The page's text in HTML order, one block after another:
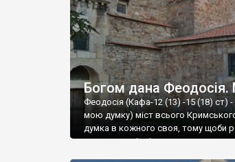
Богом дана Феодосія.
Феодосія (Кафа-12 (13) -15 (18) ст) -
мою думку) міст всього
думка в кожного своя, тому щоби
запрошую відвідати це